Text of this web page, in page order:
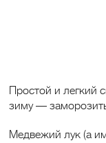
Простой и легкий
зиму —
Медвежий лук (а